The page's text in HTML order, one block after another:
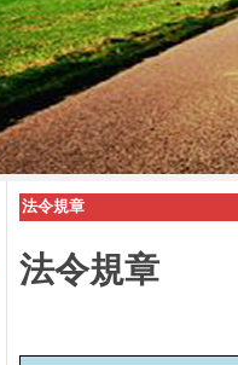
法令規章
法令規章